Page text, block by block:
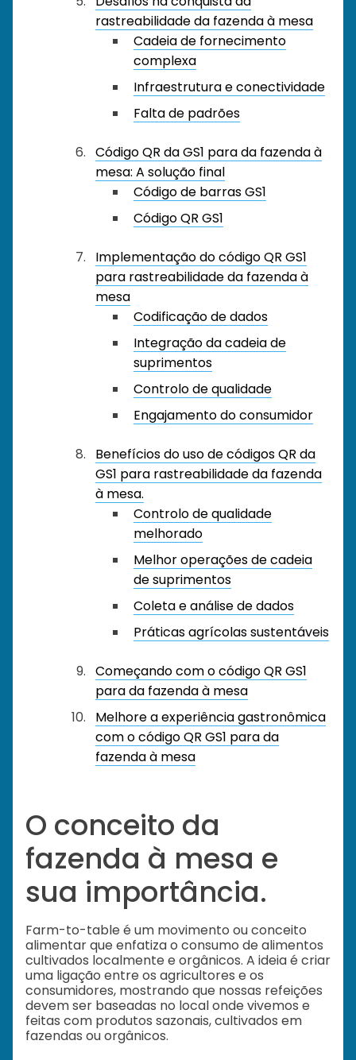
rastreabilidade da fazenda à mesa
Cadeia de fornecimento
complexa
Infraestrutura e conectividade
Falta de padrões
Código QR da GS1 para da fazenda à
mesa: A solução final
Código de barras GS1
Código QR GS1
Implementação do código QR GS1
para rastreabilidade da fazenda à
mesa
Codificação de dados
Integração da cadeia de
suprimentos
Controlo de qualidade
Engajamento do consumidor
Benefícios do uso de códigos QR da
GS1 para rastreabilidade da fazenda
à mesa.
Controlo de qualidade
melhorado
Melhor operações de cadeia
de suprimentos
Coleta e análise de dados
Práticas agrícolas sustentáveis
Começando com o código QR GS1
para da fazenda à mesa
Melhore a experiência gastronômica
com o código QR GS1 para da
fazenda à mesa
O conceito da
fazenda à mesa e
sua importância.
Farm-to-table é um movimento ou conceito
alimentar que enfatiza o consumo de alimentos
cultivados localmente e orgânicos. A ideia é criar
uma ligação entre os agricultores e os
consumidores, mostrando que nossas refeições
devem ser baseadas no local onde vivemos e
feitas com produtos sazonais, cultivados em
fazendas ou orgânicos.